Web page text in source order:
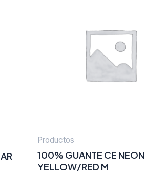
Productos
100% GUANTE CE NEON
YELLOW/RED M